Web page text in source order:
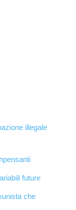
illegale
future
che